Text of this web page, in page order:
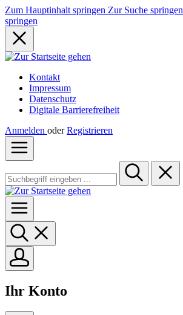
Zum Hauptinhalt springen Zur Suche springen
springen
Kontakt
Impressum
Datenschutz
Digitale Barrierefreiheit
Anmelden oder Registrieren
Ihr Konto